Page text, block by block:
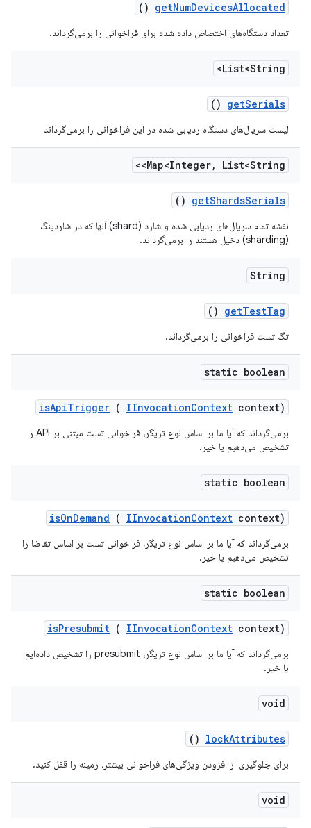
getNumDevicesAllocated
()
تعداد دستگاه‌های اختصاص داده شده برای فراخوانی را برمی‌گرداند.
List<String>
getSerials
()
لیست سریال‌های دستگاه ردیابی شده در این فراخوانی را برمی‌گرداند
Map<Integer, List<String>>
getShardsSerials
()
نقشه تمام سریال‌های ردیابی شده و شارد (shard) آنها که در شاردینگ
(sharding) دخیل هستند را برمی‌گرداند.
String
getTestTag
()
تگ تست فراخوانی را برمی‌گرداند.
static boolean
isApiTrigger ( IInvocationContext context)
برمی‌گرداند که آیا ما بر اساس نوع تریگر، فراخوانی تست مبتنی بر API را
تشخیص می‌دهیم یا خیر.
static boolean
isOnDemand ( IInvocationContext context)
برمی‌گرداند که آیا ما بر اساس نوع تریگر، فراخوانی تست بر اساس تقاضا را
تشخیص می‌دهیم یا خیر.
static boolean
isPresubmit ( IInvocationContext context)
برمی‌گرداند که آیا ما بر اساس نوع تریگر، presubmit را تشخیص داده‌ایم
یا خیر.
void
lockAttributes
()
برای جلوگیری از افزودن ویژگی‌های فراخوانی بیشتر، زمینه را قفل کنید.
void